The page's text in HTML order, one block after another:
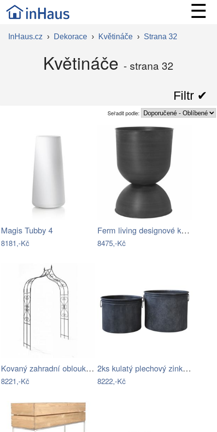
☰
InHaus.cz › Dekorace › Květináče › Strana 32
Květináče - strana 32
Filtr ✔︎
Seřadit podle:
Magis Tubby 4
8181,-Kč
Ferm living designové květináče…
8475,-Kč
Kovaný zahradní oblouk Aster 1
8221,-Kč
2ks kulatý plechový zinkový antik obal…
8222,-Kč